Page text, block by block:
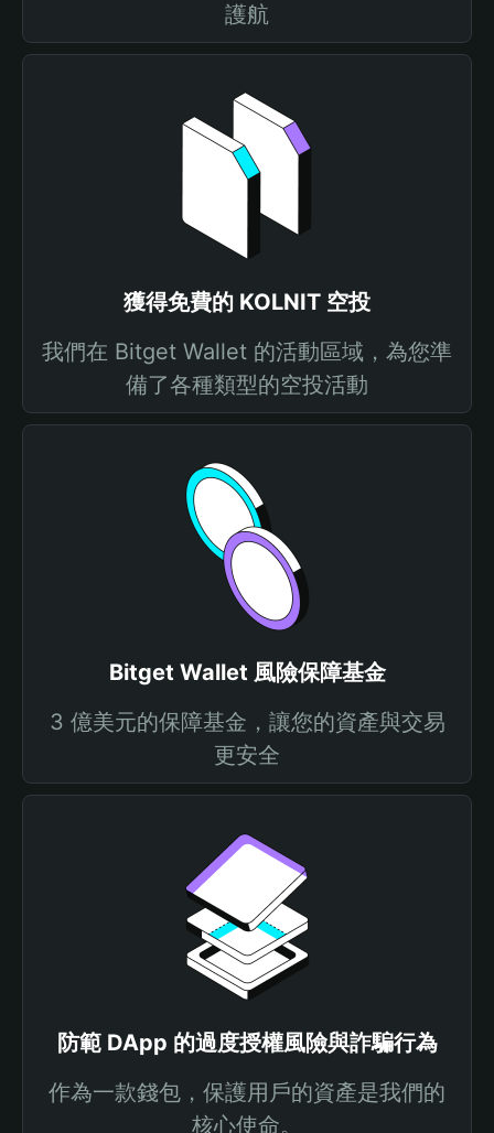
護航
獲得免費的 KOLNIT 空投
我們在 Bitget Wallet 的活動區域，為您準
備了各種類型的空投活動
Bitget Wallet 風險保障基金
3 億美元的保障基金，讓您的資產與交易
更安全
防範 DApp 的過度授權風險與詐騙行為
作為一款錢包，保護用戶的資產是我們的
核心使命。